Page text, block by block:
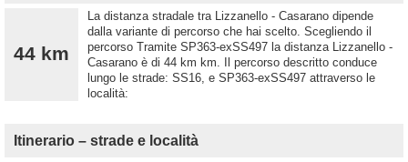
44 km
La distanza stradale tra Lizzanello - Casarano dipende
dalla variante di percorso che hai scelto. Scegliendo il
percorso Tramite SP363-exSS497 la distanza Lizzanello -
Casarano è di 44 km km. Il percorso descritto conduce
lungo le strade: SS16, e SP363-exSS497 attraverso le
località:
Itinerario – strade e località